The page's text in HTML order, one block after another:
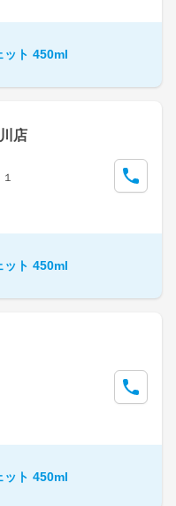
ット 450ml
店
ット 450ml
ット 450ml